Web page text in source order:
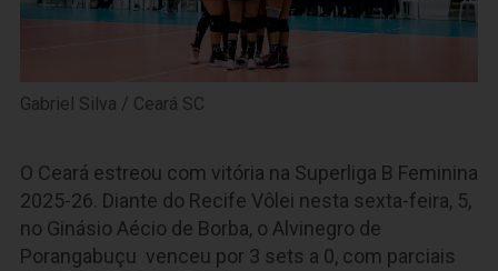
Gabriel Silva / Ceará SC
O Ceará estreou com vitória na Superliga B Feminina
2025-26. Diante do Recife Vôlei nesta sexta-feira, 5,
no Ginásio Aécio de Borba, o Alvinegro de
Porangabuçu venceu por 3 sets a 0, com parciais